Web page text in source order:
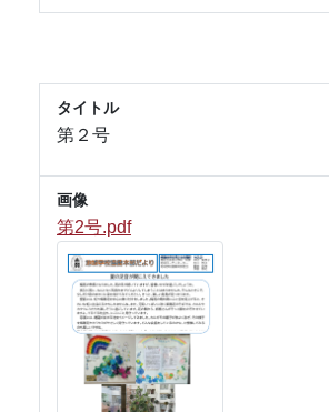
タイトル
第２号
画像
第2号.pdf